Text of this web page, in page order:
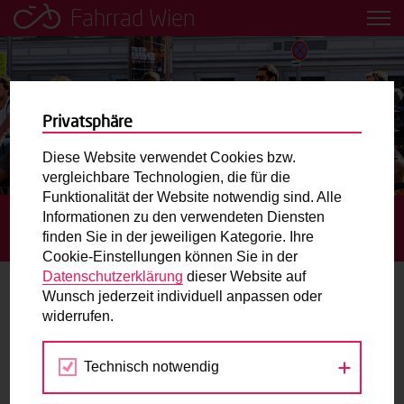
Fahrrad Wien
Leih dir einfach ein Transportfahrrad in deiner Nähe aus!
Mobilitätsbildung für Kinder und
Jugendliche
Radweg-Projektkarte
Routenplaner
Mit dem Fahrrad in Wien unterwegs? Hier finden Sie die
beste Route.
Wunschbox
Sie haben ein Anliegen zum Radverkehr? Schreiben Sie
STARTSEITE BLOG
DÜRFEN RADGESCHÄFTE UND -
WERKSTÄTTEN GEÖFFNET HABEN?
Dürfen Radgeschäfte und -
werkstätten geöffnet haben?
Privatsphäre
Diese Website verwendet Cookies bzw.
vergleichbare Technologien, die für die
Funktionalität der Website notwendig sind. Alle
Informationen zu den verwendeten Diensten
finden Sie in der jeweiligen Kategorie. Ihre
Cookie-Einstellungen können Sie in der
Datenschutzerklärung dieser Website auf
Wunsch jederzeit individuell anpassen oder
widerrufen.
Technisch notwendig